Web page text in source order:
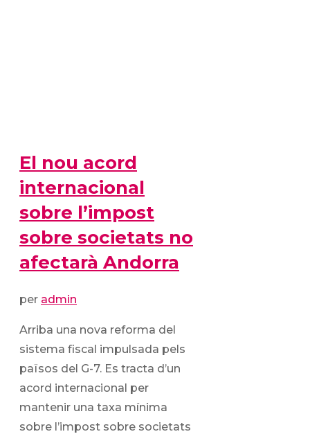
El nou acord
internacional
sobre l’impost
sobre societats no
afectarà Andorra
per admin
Arriba una nova reforma del
sistema fiscal impulsada pels
països del G-7. Es tracta d’un
acord internacional per
mantenir una taxa mínima
sobre l’impost sobre societats